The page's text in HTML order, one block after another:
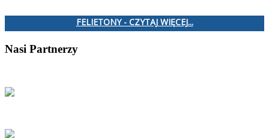
FELIETONY - CZYTAJ WIĘCEJ...
Nasi Partnerzy